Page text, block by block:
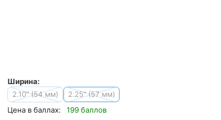
Ширина:
2.10" (54 мм)
2.25" (57 мм)
Цена в баллах:
199 баллов